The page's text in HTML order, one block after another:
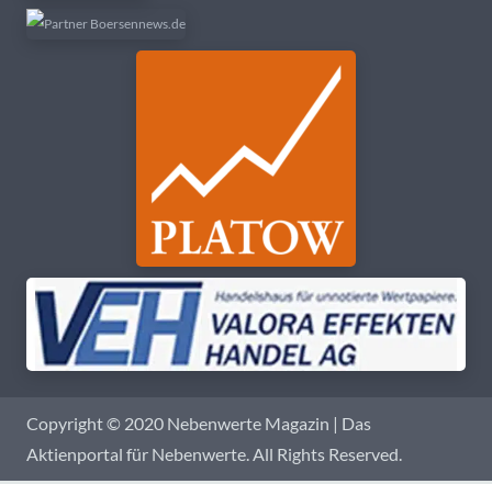
Copyright © 2020 Nebenwerte Magazin | Das
Aktienportal für Nebenwerte. All Rights Reserved.